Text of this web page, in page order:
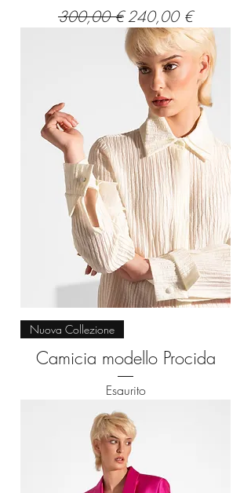
Prezzo regolare
300,00 € Prezzo scontato
240,00 €
Nuova Collezione
Camicia modello Procida
Esaurito